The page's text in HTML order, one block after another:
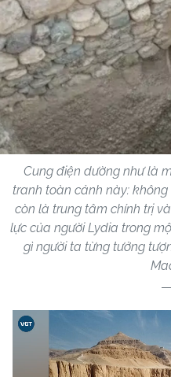
Cung điện dường như là
tranh toàn cảnh này:
còn là trung tâm chính trị
lực của người Lydia trong
gì người ta từng tưởng